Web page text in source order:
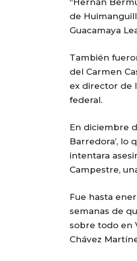
“Hernán
de
Guacamaya
También
del Carmen
ex director de
federal.
En diciembre
Barredora’, lo
intentara
Campestre,
Fue hasta
semanas de
sobre todo en
Chávez